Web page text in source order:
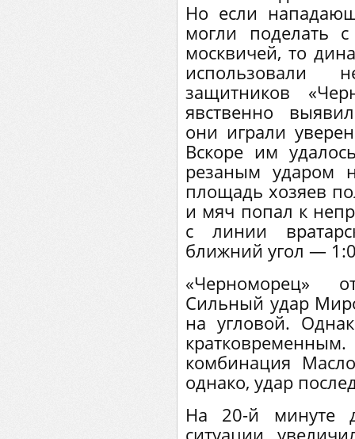
Но если
могли поделать
москвичей, то
использовали
защитников
явственно
они играли
Вскоре им
резаным ударом
площадь хозяев
и мяч попал к
с линии
ближний угол —
«Черноморец»
Сильный удар
на угловой.
комбинация
однако, удар
На 20-й минуте